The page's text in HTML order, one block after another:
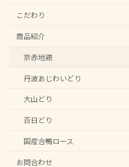
こだわり
商品紹介
京赤地鶏
丹波あじわいどり
大山どり
百日どり
国産合鴨ロース
お問合わせ